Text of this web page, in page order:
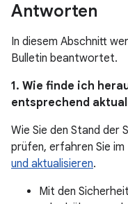
Antworten
In diesem Abschnitt
Bulletin beantwortet.
1. Wie finde ich
entsprechend
Wie Sie den Stand der
prüfen, erfahren Sie
und aktualisieren.
Mit den